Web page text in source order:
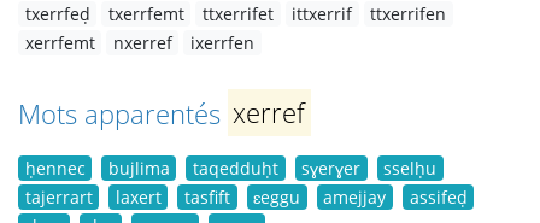
txerrfeḍ
txerrfemt ttxerrifet ittxerrif
ttxerrifen
xerrfemt
nxerref ixerrfen
Mots apparentés xerref
ḥennec bujlima taqedduḥt sɣerɣer
sselḥu
tajerrart
laxert tasfift ɛeggu amejjay
assifeḍ